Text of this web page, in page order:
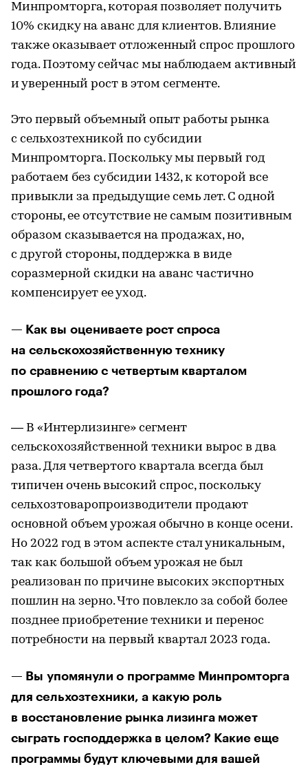
Минпромторга, которая позволяет получить
10% скидку на аванс для клиентов. Влияние
также оказывает отложенный спрос прошлого
года. Поэтому сейчас мы наблюдаем активный
и уверенный рост в этом сегменте.
Это первый объемный опыт работы рынка
с сельхозтехникой по субсидии
Минпромторга. Поскольку мы первый год
работаем без субсидии 1432, к которой все
привыкли за предыдущие семь лет. С одной
стороны, ее отсутствие не самым позитивным
образом сказывается на продажах, но,
с другой стороны, поддержка в виде
соразмерной скидки на аванс частично
компенсирует ее уход.
— Как вы оцениваете рост спроса
на сельскохозяйственную технику
по сравнению с четвертым кварталом
прошлого года?
— В «Интерлизинге» сегмент
сельскохозяйственной техники вырос в два
раза. Для четвертого квартала всегда был
типичен очень высокий спрос, поскольку
сельхозтоваропроизводители продают
основной объем урожая обычно в конце осени.
Но 2022 год в этом аспекте стал уникальным,
так как большой объем урожая не был
реализован по причине высоких экспортных
пошлин на зерно. Что повлекло за собой более
позднее приобретение техники и перенос
потребности на первый квартал 2023 года.
— Вы упомянули о программе Минпромторга
для сельхозтехники, а какую роль
в восстановление рынка лизинга может
сыграть господдержка в целом? Какие еще
программы будут ключевыми для вашей